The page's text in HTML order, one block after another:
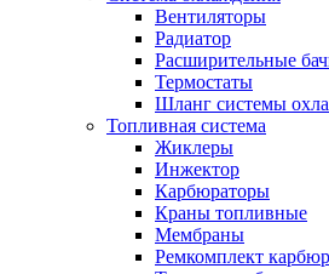
Вентиляторы
Радиатор
Расширительные
Термостаты
Шланг системы
Топливная система
Жиклеры
Инжектор
Карбюраторы
Краны топливные
Мембраны
Ремкомплект